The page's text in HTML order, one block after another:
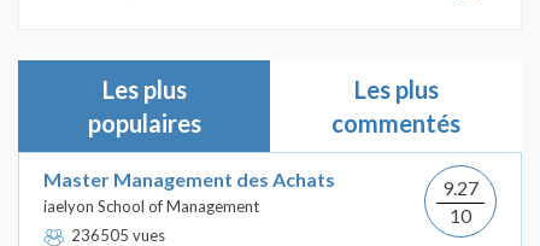
Les plus
populaires
Les plus
commentés
Master Management des Achats
iaelyon School of Management
236505 vues
9.27
10